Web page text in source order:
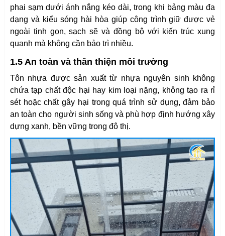
phai sạm dưới ánh nắng kéo dài, trong khi bảng màu đa
dạng và kiểu sóng hài hòa giúp công trình giữ được vẻ
ngoài tinh gọn, sạch sẽ và đồng bộ với kiến trúc xung
quanh mà không cần bảo trì nhiều.
1.5 An toàn và thân thiện môi trường
Tôn nhựa được sản xuất từ nhựa nguyên sinh không
chứa tạp chất độc hại hay kim loại nặng, không tạo ra rỉ
sét hoặc chất gây hại trong quá trình sử dụng, đảm bảo
an toàn cho người sinh sống và phù hợp định hướng xây
dựng xanh, bền vững trong đô thị.